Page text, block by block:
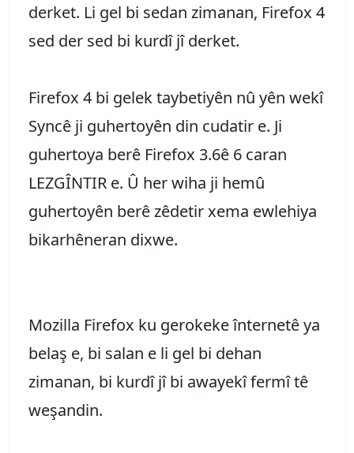
derket. Li gel bi sedan zimanan, Firefox 4
sed der sed bi kurdî jî derket.
Firefox 4 bi gelek taybetiyên nû yên wekî
Syncê ji guhertoyên din cudatir e. Ji
guhertoya berê Firefox 3.6ê 6 caran
LEZGÎNTIR e. Û her wiha ji hemû
guhertoyên berê zêdetir xema ewlehiya
bikarhêneran dixwe.
Mozilla Firefox ku gerokeke înternetê ya
belaş e, bi salan e li gel bi dehan
zimanan, bi kurdî jî bi awayekî fermî tê
weşandin.